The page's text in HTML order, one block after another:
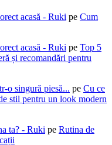
acasă - Ruki pe Cum
acasă - Ruki pe Top 5
și recomandări pentru
o singură piesă... pe Cu ce
stil pentru un look modern
ta? - Ruki pe Rutina de